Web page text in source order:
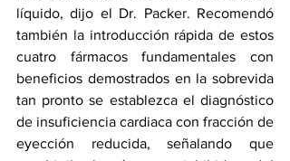
líquido, dijo el Dr. Packer. Recomendó
también la introducción rápida de estos
cuatro fármacos fundamentales con
beneficios demostrados en la sobrevida
tan pronto se establezca el diagnóstico
de insuficiencia cardiaca con fracción de
eyección reducida, señalando que